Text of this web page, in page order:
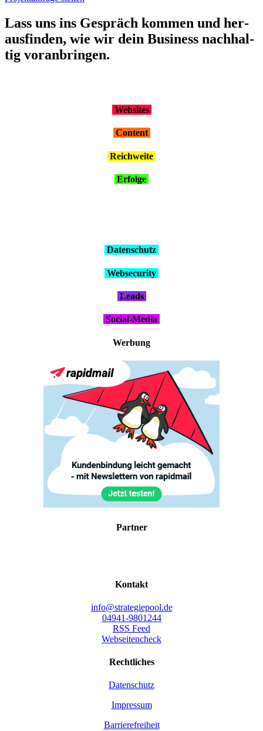
Lass uns ins Gespräch kom­men und her­
aus­fin­den, wie wir dein Busi­ness nach­hal­
tig vor­an­brin­gen.
Web­sites
Con­tent
Reich­wei­te
Erfol­ge
Daten­schutz
Web­se­cu­ri­ty
Leads
Social-Media
Wer­bung
Part­ner
Kon­takt
info@strategiepool.de
04941-9801244
RSS Feed
Webseitencheck
Recht­li­ches
Daten­schutz
Impres­sum
Bar­rie­re­frei­heit